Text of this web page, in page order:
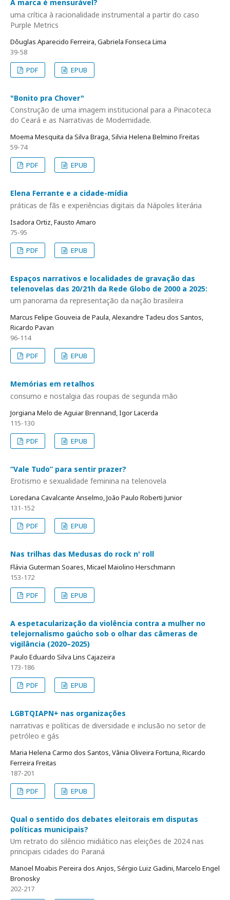
A marca é mensurável?
uma crítica à racionalidade instrumental a partir do caso
Purple Metrics
Dôuglas Aparecido Ferreira, Gabriela Fonseca Lima
39-58
PDF
EPUB
"Bonito pra Chover"
Construção de uma imagem institucional para a Pinacoteca
do Ceará e as Narrativas de Modernidade.
Moema Mesquita da Silva Braga, Silvia Helena Belmino Freitas
59-74
PDF
EPUB
Elena Ferrante e a cidade-mídia
práticas de fãs e experiências digitais da Nápoles literária
Isadora Ortiz, Fausto Amaro
75-95
PDF
EPUB
Espaços narrativos e localidades de gravação das
telenovelas das 20/21h da Rede Globo de 2000 a 2025:
um panorama da representação da nação brasileira
Marcus Felipe Gouveia de Paula, Alexandre Tadeu dos Santos,
Ricardo Pavan
96-114
PDF
EPUB
Memórias em retalhos
consumo e nostalgia das roupas de segunda mão
Jorgiana Melo de Aguiar Brennand, Igor Lacerda
115-130
PDF
EPUB
“Vale Tudo” para sentir prazer?
Erotismo e sexualidade feminina na telenovela
Loredana Cavalcante Anselmo, João Paulo Roberti Junior
131-152
PDF
EPUB
Nas trilhas das Medusas do rock n' roll
Flávia Guterman Soares, Micael Maiolino Herschmann
153-172
PDF
EPUB
A espetacularização da violência contra a mulher no
telejornalismo gaúcho sob o olhar das câmeras de
vigilância (2020–2025)
Paulo Eduardo Silva Lins Cajazeira
173-186
PDF
EPUB
LGBTQIAPN+ nas organizações
narrativas e políticas de diversidade e inclusão no setor de
petróleo e gás
Maria Helena Carmo dos Santos, Vânia Oliveira Fortuna, Ricardo
Ferreira Freitas
187-201
PDF
EPUB
Qual o sentido dos debates eleitorais em disputas
políticas municipais?
Um retrato do silêncio midiático nas eleições de 2024 nas
principais cidades do Paraná
Manoel Moabis Pereira dos Anjos, Sérgio Luiz Gadini, Marcelo Engel
Bronosky
202-217